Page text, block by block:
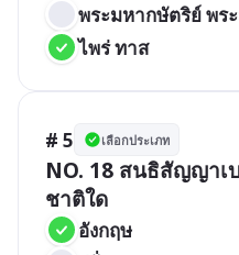
พระมหากษัตริย์ พร
ไพร่ ทาส
# 5 เลือกประเภท
NO. 18 สนธิสัญญาเ
ชาติใด
อังกฤษ